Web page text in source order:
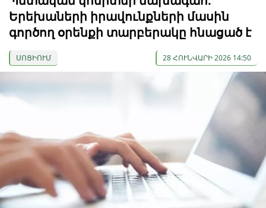
Երեխաների իրավունքների մասին
գործող օրենքի տարբերակը հնացած է
ՍՈՑԻՈՒՄ 28 ՀՈՒՆՎԱՐԻ 2026 14:50